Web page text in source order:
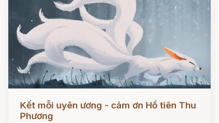
Đọc ngay
Kết mỗi uyên ương - cảm ơn Hồ tiên Thu
Phương